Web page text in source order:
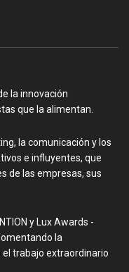
la innovación
que la alimentan.
la comunicación y los
e influyentes, que
de las empresas, sus
y Lux Awards -
la
trabajo extraordinario